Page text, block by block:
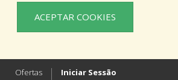
ACEPTAR COOKIES
Ofertas Iniciar Sessão